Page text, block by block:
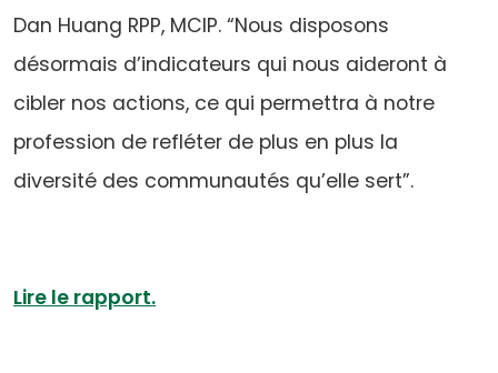
Dan Huang RPP, MCIP. “Nous disposons
désormais d’indicateurs qui nous aideront à
cibler nos actions, ce qui permettra à notre
profession de refléter de plus en plus la
diversité des communautés qu’elle sert”.
Lire le rapport.